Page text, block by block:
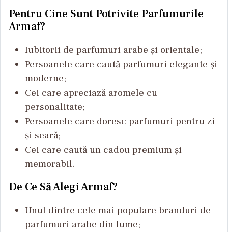
Pentru Cine Sunt Potrivite Parfumurile
Armaf?
Iubitorii de parfumuri arabe și orientale;
Persoanele care caută parfumuri elegante și
moderne;
Cei care apreciază aromele cu
personalitate;
Persoanele care doresc parfumuri pentru zi
și seară;
Cei care caută un cadou premium și
memorabil.
De Ce Să Alegi Armaf?
Unul dintre cele mai populare branduri de
parfumuri arabe din lume;